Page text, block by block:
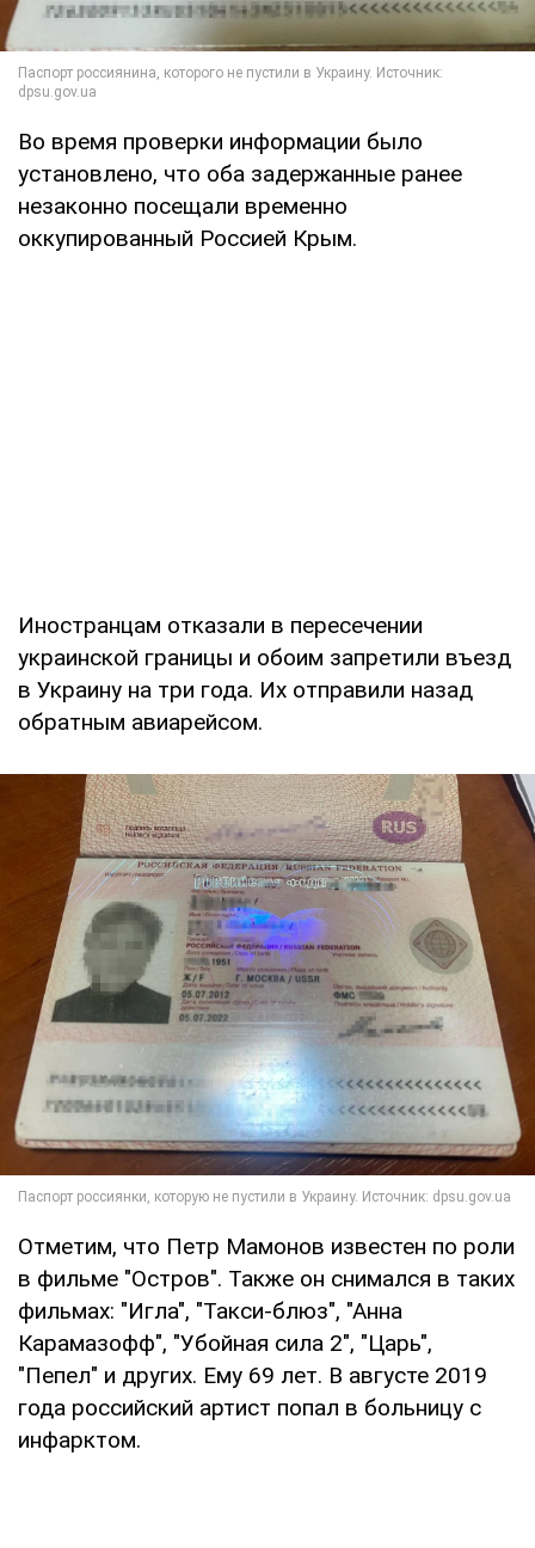
Во время проверки информации было
установлено, что оба задержанные ранее
незаконно посещали временно
оккупированный Россией Крым.
Иностранцам отказали в пересечении
украинской границы и обоим запретили въезд
в Украину на три года. Их отправили назад
обратным авиарейсом.
Отметим, что Петр Мамонов известен по роли
в фильме "Остров". Также он снимался в таких
фильмах: "Игла", "Такси-блюз", "Анна
Карамазофф", "Убойная сила 2", "Царь",
"Пепел" и других. Ему 69 лет. В августе 2019
года российский артист попал в больницу с
инфарктом.